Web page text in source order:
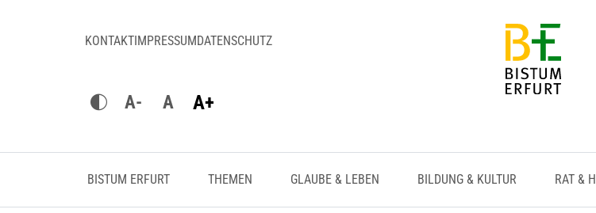
KONTAKTIMPRESSUMDATENSCHUTZ
A- A A+
BISTUM ERFURT THEMEN GLAUBE & LEBEN BILDUNG & KULTUR RAT &